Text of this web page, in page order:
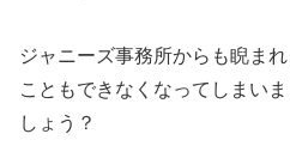
ジャニーズ事務所からも睨ま
こともできなくなってしまい
しょう？